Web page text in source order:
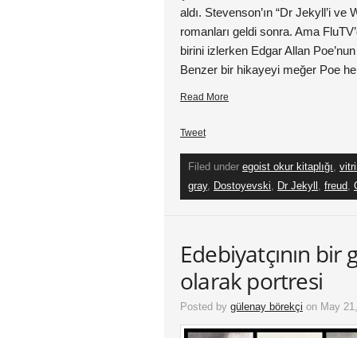
aldı. Stevenson’ın “Dr Jekyll’i ve
romanları geldi sonra. Ama
birini izlerken Edgar Allan
Benzer bir hikayeyi meğer Poe
Read More
Tweet
Filed under egoist okur kitaplığı,
gray, Dostoyevski, Dr Jekyll , freud,
Edebiyatçının bir
olarak portresi
Posted by gülenay börekçi on May